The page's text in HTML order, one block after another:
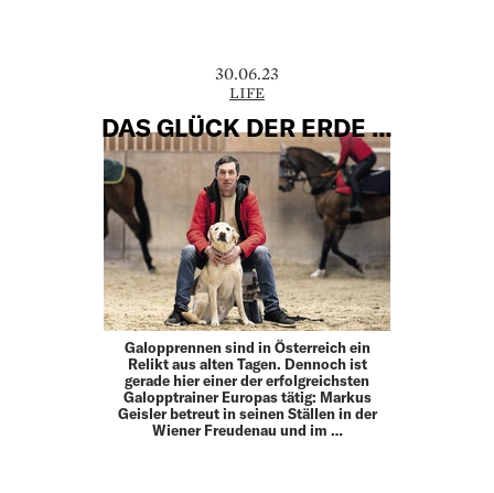
30.06.23
LIFE
DAS GLÜCK DER ERDE …
Galopprennen sind in Österreich ein
Relikt aus alten Tagen. Dennoch ist
gerade hier einer der erfolgreichsten
Galopptrainer Europas tätig: Markus
Geisler betreut in seinen Ställen in der
Wiener Freudenau und im …